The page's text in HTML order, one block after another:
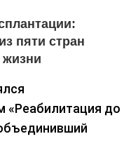
пяти стран
жизни
«Реабилитация до